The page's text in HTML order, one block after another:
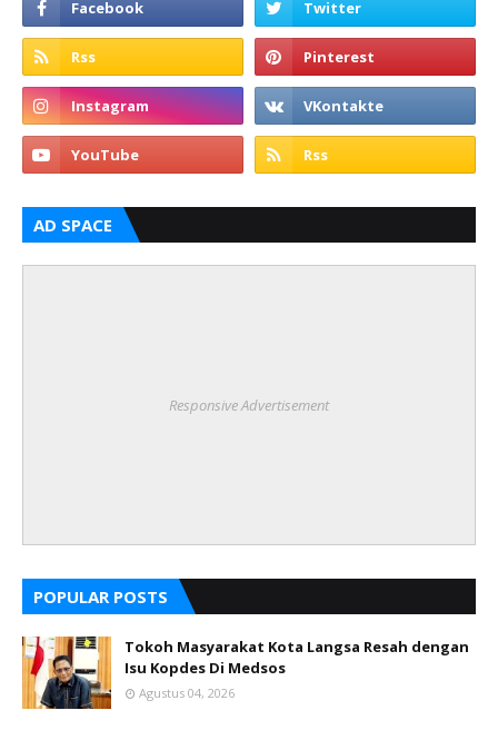
AD SPACE
Responsive Advertisement
POPULAR POSTS
Tokoh Masyarakat Kota Langsa Resah dengan
Isu Kopdes Di Medsos
Agustus 04, 2026